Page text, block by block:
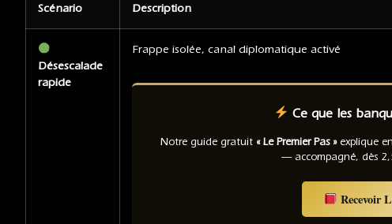
Scénario Description
Désescalade
rapide
Frappe isolée, canal diplomatique activé
Ce que les
Notre guide gratuit « Le Premier Pas »explique
— accompagné, dès
Recevoir